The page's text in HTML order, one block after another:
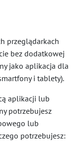
przeglądarkach
bez dodatkowej
jako aplikacja dla
i tablety).
aplikacji lub
potrzebujesz
lub
potrzebujesz: